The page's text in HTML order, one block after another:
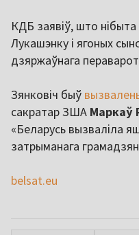
КДБ заявіў, што нібыта
Лукашэнку і ягоных
дзяржаўнага
Зянковіч быў
сакратар ЗША Маркаў
«Беларусь вызваліла
затрыманага
belsat.eu